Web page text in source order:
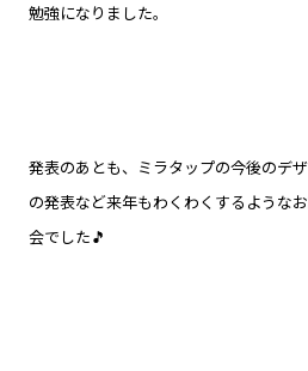
勉強になりました。
発表のあとも、ミラタップの今後のデ
の発表など来年もわくわくするような
会でした🎵